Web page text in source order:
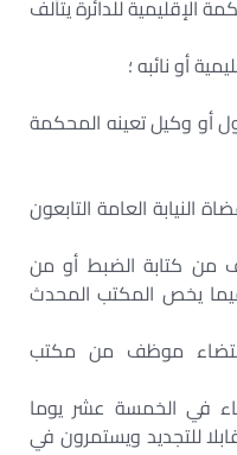
للدائرة يتألف
أو وكيل تعينه المحكمة
النيابة العامة التابعون
من كتابة الضبط أو من
فيما يخص المكتب المحدث
موظف من مكتب
في الخمسة عشر يوما
للتجديد ويستمرون في